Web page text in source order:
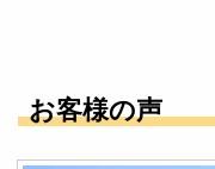
お客様の声